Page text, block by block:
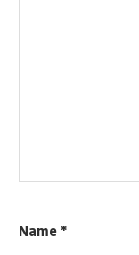
Name *